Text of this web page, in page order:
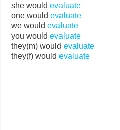
she would evaluate
one would evaluate
we would evaluate
you would evaluate
they(m) would evaluate
they(f) would evaluate